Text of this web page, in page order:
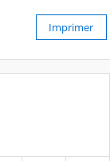
Imprimer